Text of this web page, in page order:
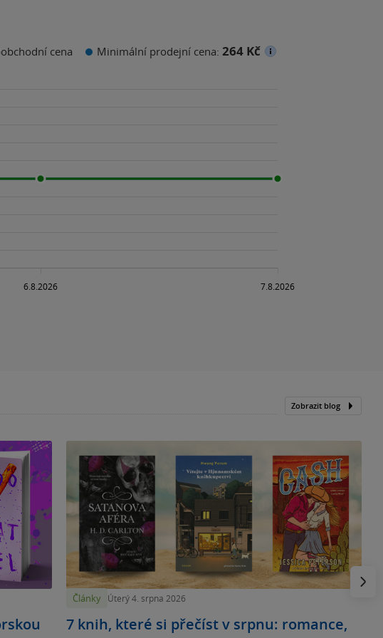
cena Minimální prodejní cena: 264 Kč
Zobrazit blog
Články Úterý 4. srpna 2026
7 knih, které si přečíst v srpnu: romance,